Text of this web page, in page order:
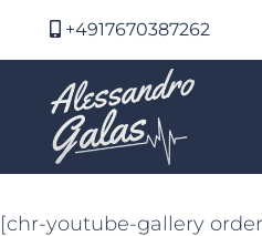
+4917670387262
[chr-youtube-gallery